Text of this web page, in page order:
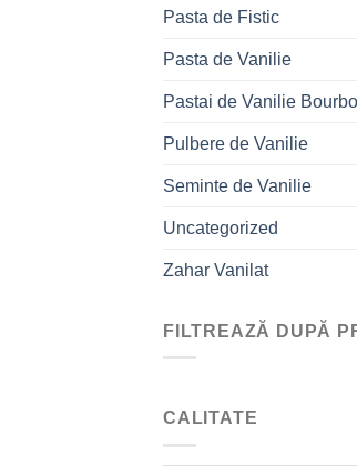
Pasta de Fistic
Pasta de Vanilie
Pastai de Vanilie
Pulbere de Vanilie
Seminte de Vanilie
Uncategorized
Zahar Vanilat
FILTREAZĂ DUPĂ
CALITATE